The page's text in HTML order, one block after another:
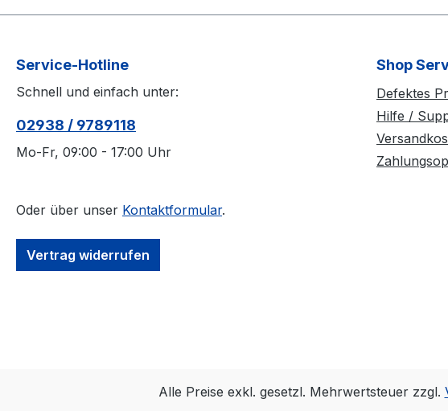
Service-Hotline
Schnell und einfach unter:
02938 / 9789118
Mo-Fr, 09:00 - 17:00 Uhr
Oder über unser Kontaktformular.
Vertrag widerrufen
Shop
Defektes
Hilfe /
Alle Preise exkl. gesetzl. Mehrwertsteuer zzgl.